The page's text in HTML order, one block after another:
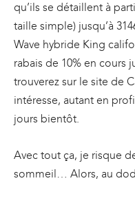
qu’ils se détaillent à
taille simple) jusqu’à
Wave hybride King
rabais de 10% en cours
trouverez sur le site de
intéresse, autant en
jours bientôt.
Avec tout ça, je risque
sommeil… Alors, au